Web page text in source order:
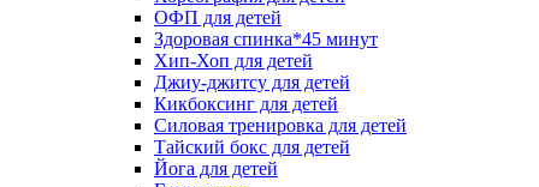
ОФП для детей
Здоровая спинка*45 минут
Хип-Хоп для детей
Джиу-джитсу для детей
Кикбоксинг для детей
Силовая тренировка для детей
Тайский бокс для детей
Йога для детей